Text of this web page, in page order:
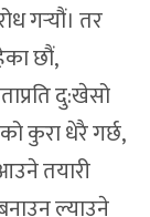
गर्‍यौं। तर
छौं,
दु:खेसो
कुरा धेरै गर्छ,
तयारी
ल्याउने